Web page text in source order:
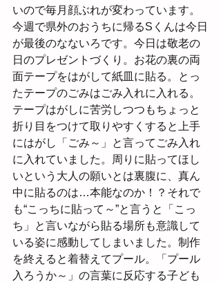
いので毎月顔ぶれが変わっています。
今週で県外のおうちに帰るSくんは今日
が最後のなないろです。今日は敬老の
日のプレゼントづくり。お花の裏の両
面テープをはがして紙皿に貼る。とっ
たテープのごみはごみ入れに入れる。
テープはがしに苦労しつつもちょっと
折り目をつけて取りやすくすると上手
にはがし「ごみ～」と言ってごみ入れ
に入れていました。周りに貼ってほし
いという大人の願いとは裏腹に、真ん
中に貼るのは…本能なのか！？それで
も“こっちに貼って～”と言うと「こっ
ち」と言いながら貼る場所も意識して
いる姿に感動してしまいました。制作
を終えると着替えてプール。「プール
入ろうか～」の言葉に反応する子ども